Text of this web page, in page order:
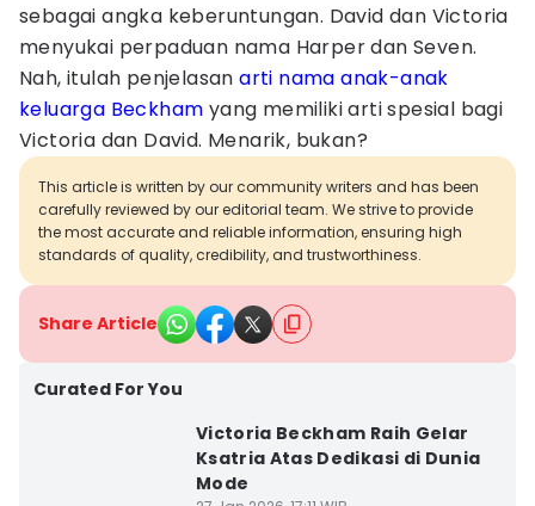
sebagai angka keberuntungan. David dan Victoria
menyukai perpaduan nama Harper dan Seven.
Nah, itulah penjelasan arti nama anak-anak
keluarga Beckham yang memiliki arti spesial bagi
Victoria dan David. Menarik, bukan?
This article is written by our community writers and has been
carefully reviewed by our editorial team. We strive to provide
the most accurate and reliable information, ensuring high
standards of quality, credibility, and trustworthiness.
Share Article
Curated For You
Victoria Beckham Raih Gelar
Ksatria Atas Dedikasi di Dunia
Mode